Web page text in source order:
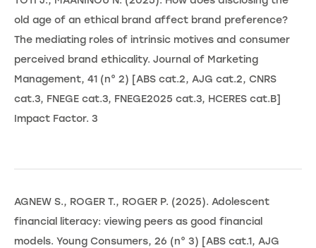
old age of an ethical brand affect brand preference?
The mediating roles of intrinsic motives and consumer
perceived brand ethicality. Journal of Marketing
Management, 41 (n° 2) [ABS cat.2, AJG cat.2, CNRS
cat.3, FNEGE cat.3, FNEGE2025 cat.3, HCERES cat.B]
Impact Factor. 3
AGNEW S., ROGER T., ROGER P. (2025). Adolescent
financial literacy: viewing peers as good financial
models. Young Consumers, 26 (n° 3) [ABS cat.1, AJG